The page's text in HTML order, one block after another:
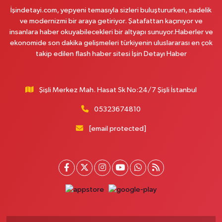
Mimar Sinan Mahallesi Otopark Arkası Sokak 16 B Aktif International
Üsküdar Hastanesi yanı
0 (212) 924 95 90 Yol Tarifi Al
Doğapark Eczanesi
İşindetayi.com, yepyeni temasıyla sizleri buluştururken, sadelik
ve modernizmi bir araya getiriyor. Şatafattan kaçınıyor ve
insanlara haber okuyabilecekleri bir altyapı sunuyor.Haberler ve
ekonomide son dakika gelişmeleri türkiyenin uluslararası en çok
takip edilen flash haber sitesi İşin Detayı Haber
Şişli Merkez Mah. Hasat Sk No:24/7 Şişli İstanbul
05323674810
[email protected]